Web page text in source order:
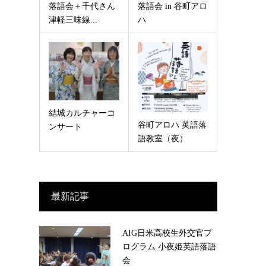
落語会＋千代さん
津軽三味線...
落語会 in 谷町アロ
ハ
結城カルチャーコ
ンサート
谷町アロハ 英語落
語教室（夜）
最新記事
AIG日米高校生外交官プ
ログラム 小夜姫英語落語
会